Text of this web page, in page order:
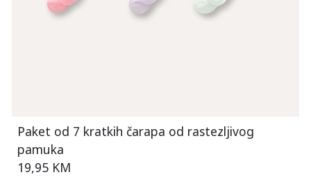
Paket od 7 kratkih čarapa od rastezljivog
pamuka
19,95 KM